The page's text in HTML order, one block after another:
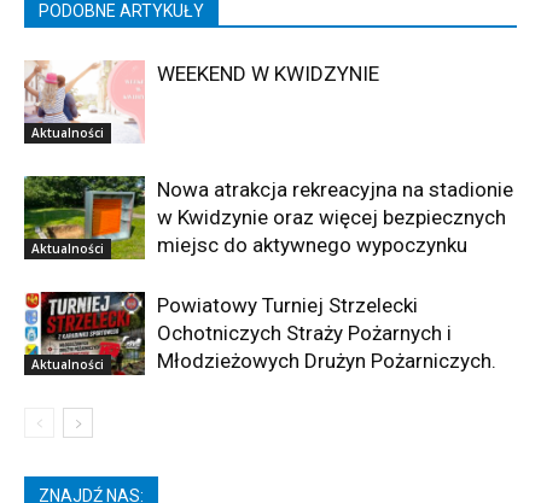
PODOBNE ARTYKUŁY
Aktualności
WEEKEND W KWIDZYNIE
Aktualności
Nowa atrakcja rekreacyjna na stadionie
w Kwidzynie oraz więcej bezpiecznych
miejsc do aktywnego wypoczynku
Aktualności
Powiatowy Turniej Strzelecki
Ochotniczych Straży Pożarnych i
Młodzieżowych Drużyn Pożarniczych.
ZNAJDŹ NAS: